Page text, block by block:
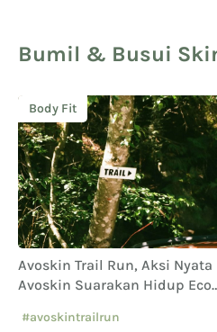
Bumil & Busui
Body Fit
Avoskin Trail Run, Aksi Nyata
Avoskin Suarakan Hidup Eco
#avoskintrailrun